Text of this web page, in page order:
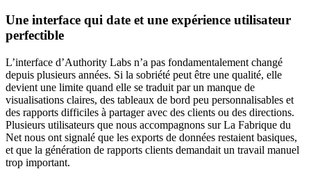
Une interface qui date et une expérience utilisateur
perfectible
L’interface d’Authority Labs n’a pas fondamentalement changé
depuis plusieurs années. Si la sobriété peut être une qualité, elle
devient une limite quand elle se traduit par un manque de
visualisations claires, des tableaux de bord peu personnalisables et
des rapports difficiles à partager avec des clients ou des directions.
Plusieurs utilisateurs que nous accompagnons sur La Fabrique du
Net nous ont signalé que les exports de données restaient basiques,
et que la génération de rapports clients demandait un travail manuel
trop important.